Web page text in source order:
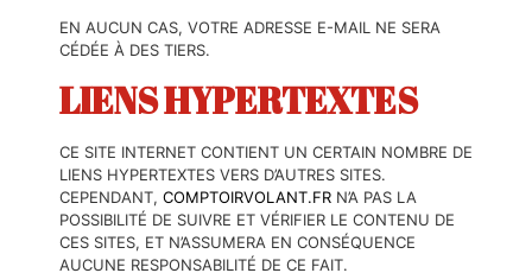
EN AUCUN CAS, VOTRE ADRESSE E-MAIL NE SERA
CÉDÉE À DES TIERS.
LIENS HYPERTEXTES
CE SITE INTERNET CONTIENT UN CERTAIN NOMBRE DE
LIENS HYPERTEXTES VERS D’AUTRES SITES.
CEPENDANT, COMPTOIRVOLANT.FR N’A PAS LA
POSSIBILITÉ DE SUIVRE ET VÉRIFIER LE CONTENU DE
CES SITES, ET N’ASSUMERA EN CONSÉQUENCE
AUCUNE RESPONSABILITÉ DE CE FAIT.